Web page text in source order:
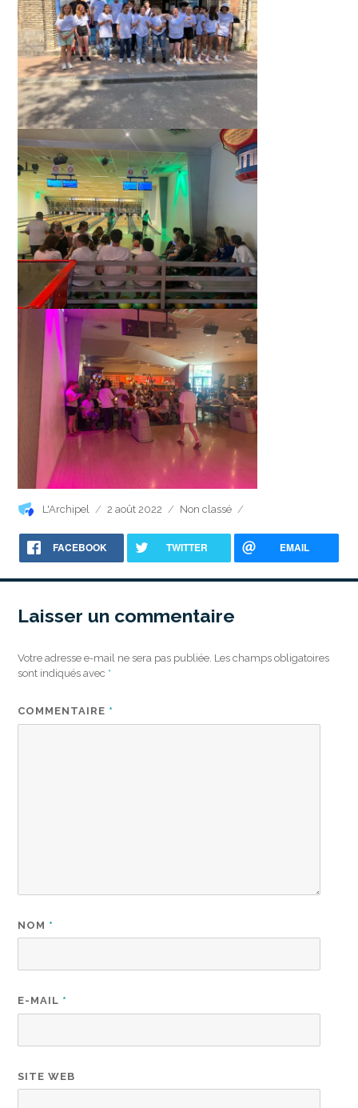
Auteur
L'Archipel
Publié
2 août 2022 Catégories
Non classé
FACEBOOK TWITTER EMAIL
Laisser un commentaire
Votre adresse e-mail ne sera pas publiée. Les champs obligatoires
sont indiqués avec *
COMMENTAIRE *
NOM *
E-MAIL *
SITE WEB